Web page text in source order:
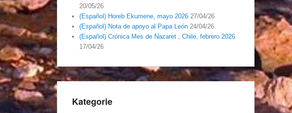
20/05/26
(Español) Horeb Ekumene, mayo 2026 27/04/26
(Español) Nota de apoyo al Papa León 24/04/26
(Español) Crónica Mes de Nazaret , Chile, febrero 2026
17/04/26
Kategorie